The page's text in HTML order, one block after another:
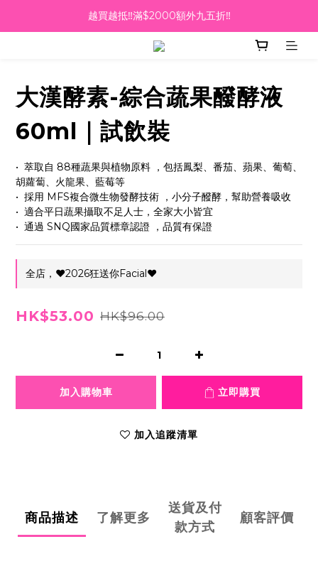
越買越抵‼️滿$2000額外九五折‼️
越買越抵‼️滿$2000額外九五折‼️
☀️【Summer Sales 盛夏狂歡】滿 $700 即減 $40！🔥
越買越抵‼️滿$2000額外九五折‼️
大漢酵素-綜合蔬果醱酵液
60ml｜試飲裝
•⁠  ⁠萃取自 88種蔬果與植物原料 ，包括鳳梨、番茄、蘋果、葡萄、
胡蘿蔔、火龍果、藍莓等
•⁠  ⁠採用 MFS複合微生物發酵技術 ，小分子醱酵，幫助營養吸收
•⁠  ⁠適合平日蔬果攝取不足人士，全家大小皆宜
•⁠  ⁠通過 SNQ國家品質標章認證 ，品質有保證
全店，❤️2026狂送你Facial❤️
HK$53.00 HK$96.00
加入購物車 立即購買
加入追蹤清單
商品描述 了解更多
送貨及付
款方式
顧客評價